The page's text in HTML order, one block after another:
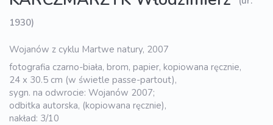
1930)
Wojanów z cyklu Martwe natury, 2007
fotografia czarno-biała, brom, papier, kopiowana ręcznie,
24 x 30.5 cm (w świetle passe-partout),
sygn. na odwrocie: Wojanów 2007;
odbitka autorska, (kopiowana ręcznie),
nakład: 3/10